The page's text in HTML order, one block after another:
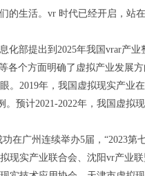
的生活。vr 时代已经开启，站
化部提出到2025年我国vrar产
个方面明确了虚拟产业发展
2019年，我国虚拟现实产业
预计2021-2022年，我国虚拟
在广州连续举办5届，“2023
现实产业联合会、沈阳vr产业